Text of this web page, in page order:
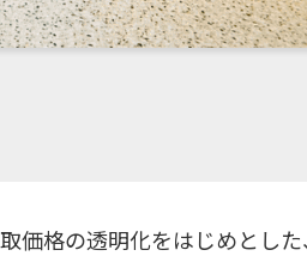
価格の透明化をはじめとし